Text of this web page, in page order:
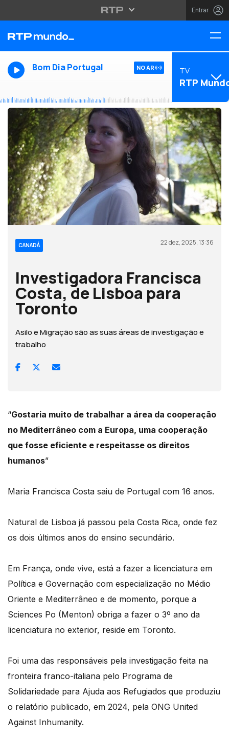
Entrar
Bom Dia Portugal NO AR TV
RTP
CANADÁ 22 dez, 2025, 13:36
Investigadora Francisca
Costa, de Lisboa para
Toronto
Asilo e Migração são as suas áreas de investigação e
trabalho
“Gostaria muito de trabalhar a área da cooperação
no Mediterrâneo com a Europa, uma cooperação
que fosse eficiente e respeitasse os direitos
humanos”
Maria Francisca Costa saiu de Portugal com 16 anos.
Natural de Lisboa já passou pela Costa Rica, onde fez
os dois últimos anos do ensino secundário.
Em França, onde vive, está a fazer a licenciatura em
Política e Governação com especialização no Médio
Oriente e Mediterrâneo e de momento, porque a
Sciences Po (Menton) obriga a fazer o 3º ano da
licenciatura no exterior, reside em Toronto.
Foi uma das responsáveis pela investigação feita na
fronteira franco-italiana pelo Programa de
Solidariedade para Ajuda aos Refugiados que produziu
o relatório publicado, em 2024, pela ONG United
Against Inhumanity.